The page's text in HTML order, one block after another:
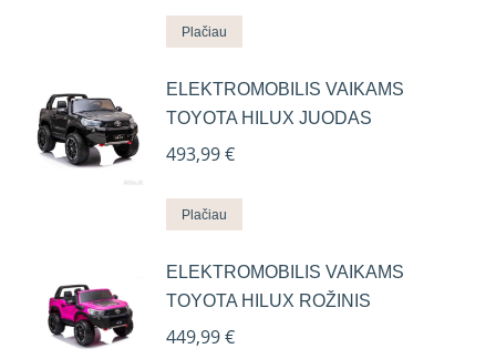
Plačiau
ELEKTROMOBILIS VAIKAMS
TOYOTA HILUX JUODAS
493,99€
Plačiau
ELEKTROMOBILIS VAIKAMS
TOYOTA HILUX ROŽINIS
449,99€